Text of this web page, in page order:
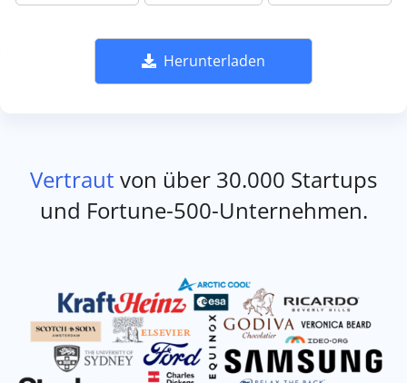
Herunterladen
Vertraut von über 30.000 Startups
und Fortune-500-Unternehmen.